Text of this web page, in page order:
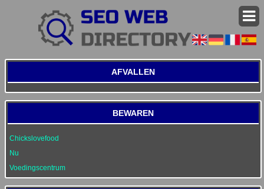
AFVALLEN
BEWAREN
Chickslovefood
Nu
Voedingscentrum